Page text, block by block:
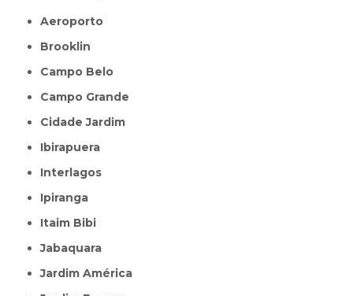
Aeroporto
Brooklin
Campo Belo
Campo Grande
Cidade Jardim
Ibirapuera
Interlagos
Ipiranga
Itaim Bibi
Jabaquara
Jardim América